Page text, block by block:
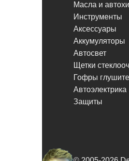
Масла и
Инструменты
Аксессуары
Аккумуляторы
Автосвет
Щетки
Гофры
Автоэлектрика
Защиты